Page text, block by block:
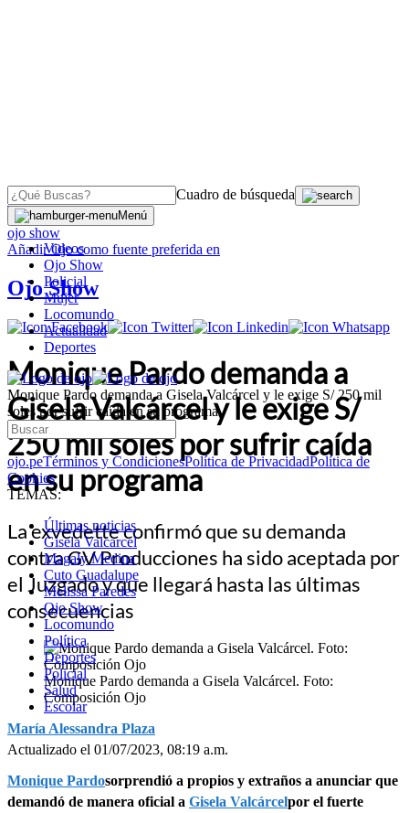
Cuadro de búsqueda
Menú
Videos
Ojo Show
Policial
Mujer
Locomundo
Actualidad
Deportes
Monique Pardo demanda a Gisela Valcárcel y le exige S/ 250 mil
soles por sufrir caída en su programa
ojo.peTérminos y CondicionesPolítica de PrivacidadPolítica de
Cookies
TEMAS:
Últimas noticias
Gisela Valcarcel
Magaly Medina
Cuto Guadalupe
Melissa Paredes
Ojo Show
Locomundo
Política
Deportes
Policial
Salud
Escolar
OJO
ojo show
AñadirOjocomo fuente preferida en
Ojo Show
Monique Pardo demanda a
Gisela Valcárcel y le exige S/
250 mil soles por sufrir caída
en su programa
La exvedette confirmó que su demanda
contra GV Producciones ha sido aceptada por
el Juzgado y que llegará hasta las últimas
consecuencias
Monique Pardo demanda a Gisela Valcárcel. Foto:
Composición Ojo
María Alessandra Plaza
Actualizado el 01/07/2023, 08:19 a.m.
Monique Pardosorprendió a propios y extraños a anunciar que
demandó de manera oficial a Gisela Valcárcelpor el fuerte